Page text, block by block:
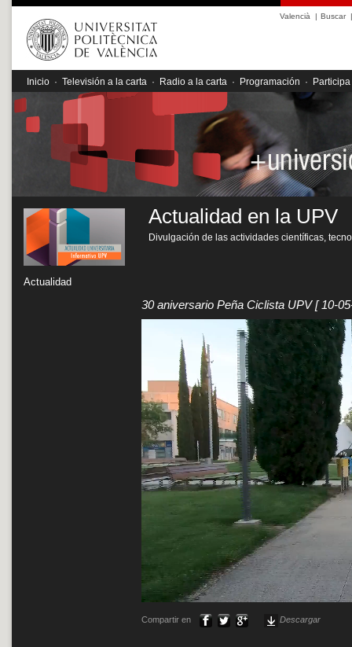
Valencià | Buscar|
Inicio · Televisión a la carta · Radio a la carta · Programación · Participa
Actualidad
Actualidad en la UPV
Divulgación de las actividades científicas,
30 aniversario Peña Ciclista UPV[ 10-
Compartir en Descargar